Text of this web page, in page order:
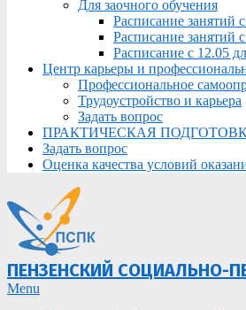
Для заочного обучения
Расписание занятий
Расписание занятий
Расписание с 12.05
Центр карьеры и
Профессиональное
Трудоустройство и карьера
Задать вопрос
ПРАКТИЧЕСКАЯ
Задать вопрос
Оценка качества условий
ПЕНЗЕНСКИЙ СОЦИАЛЬНО-
Primary
Menu